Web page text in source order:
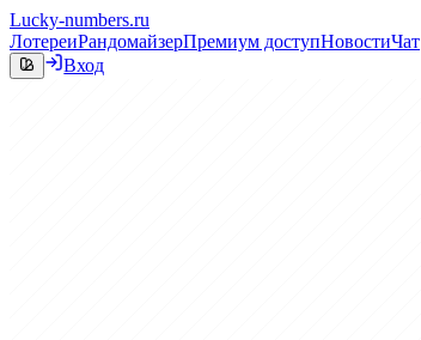
Lucky-numbers.ru
ЛотереиРандомайзерПремиум доступНовостиЧат
Вход